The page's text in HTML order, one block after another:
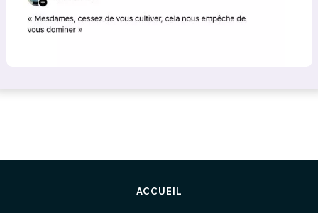
ACCUEIL